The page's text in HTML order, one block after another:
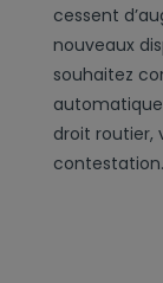
cessent
nouveaux
souhaitez
droit routier,
contestation.